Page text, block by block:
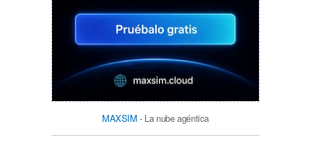
MAXSIM - La nube agéntica